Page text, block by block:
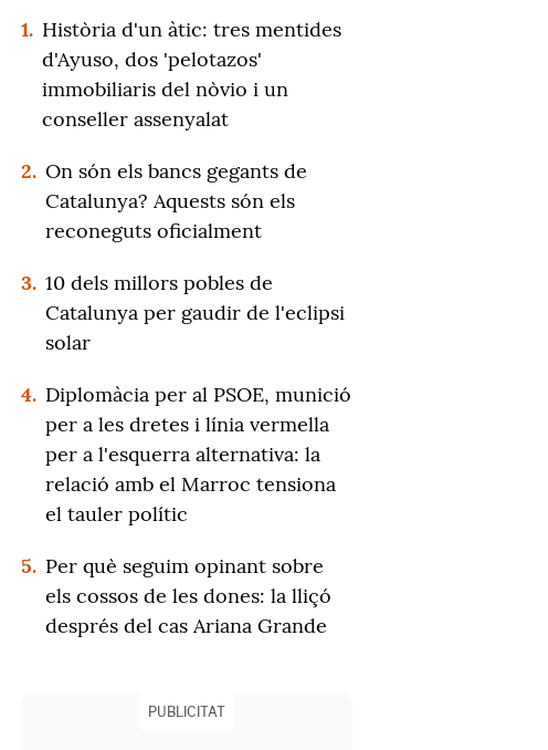
1. Història d'un àtic: tres mentides
d'Ayuso, dos 'pelotazos'
immobiliaris del nòvio i un
conseller assenyalat
2. On són els bancs gegants de
Catalunya? Aquests són els
reconeguts oficialment
3. 10 dels millors pobles de
Catalunya per gaudir de l'eclipsi
solar
4. Diplomàcia per al PSOE, munició
per a les dretes i línia vermella
per a l'esquerra alternativa: la
relació amb el Marroc tensiona
el tauler polític
5. Per què seguim opinant sobre
els cossos de les dones: la lliçó
després del cas Ariana Grande
PUBLICITAT